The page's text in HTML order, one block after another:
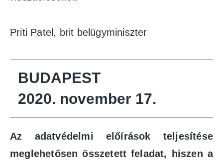
Priti Patel, brit belügyminiszter
BUDAPEST
2020. november 17.
Az adatvédelmi előírások teljesítése
meglehetősen összetett feladat, hiszen a